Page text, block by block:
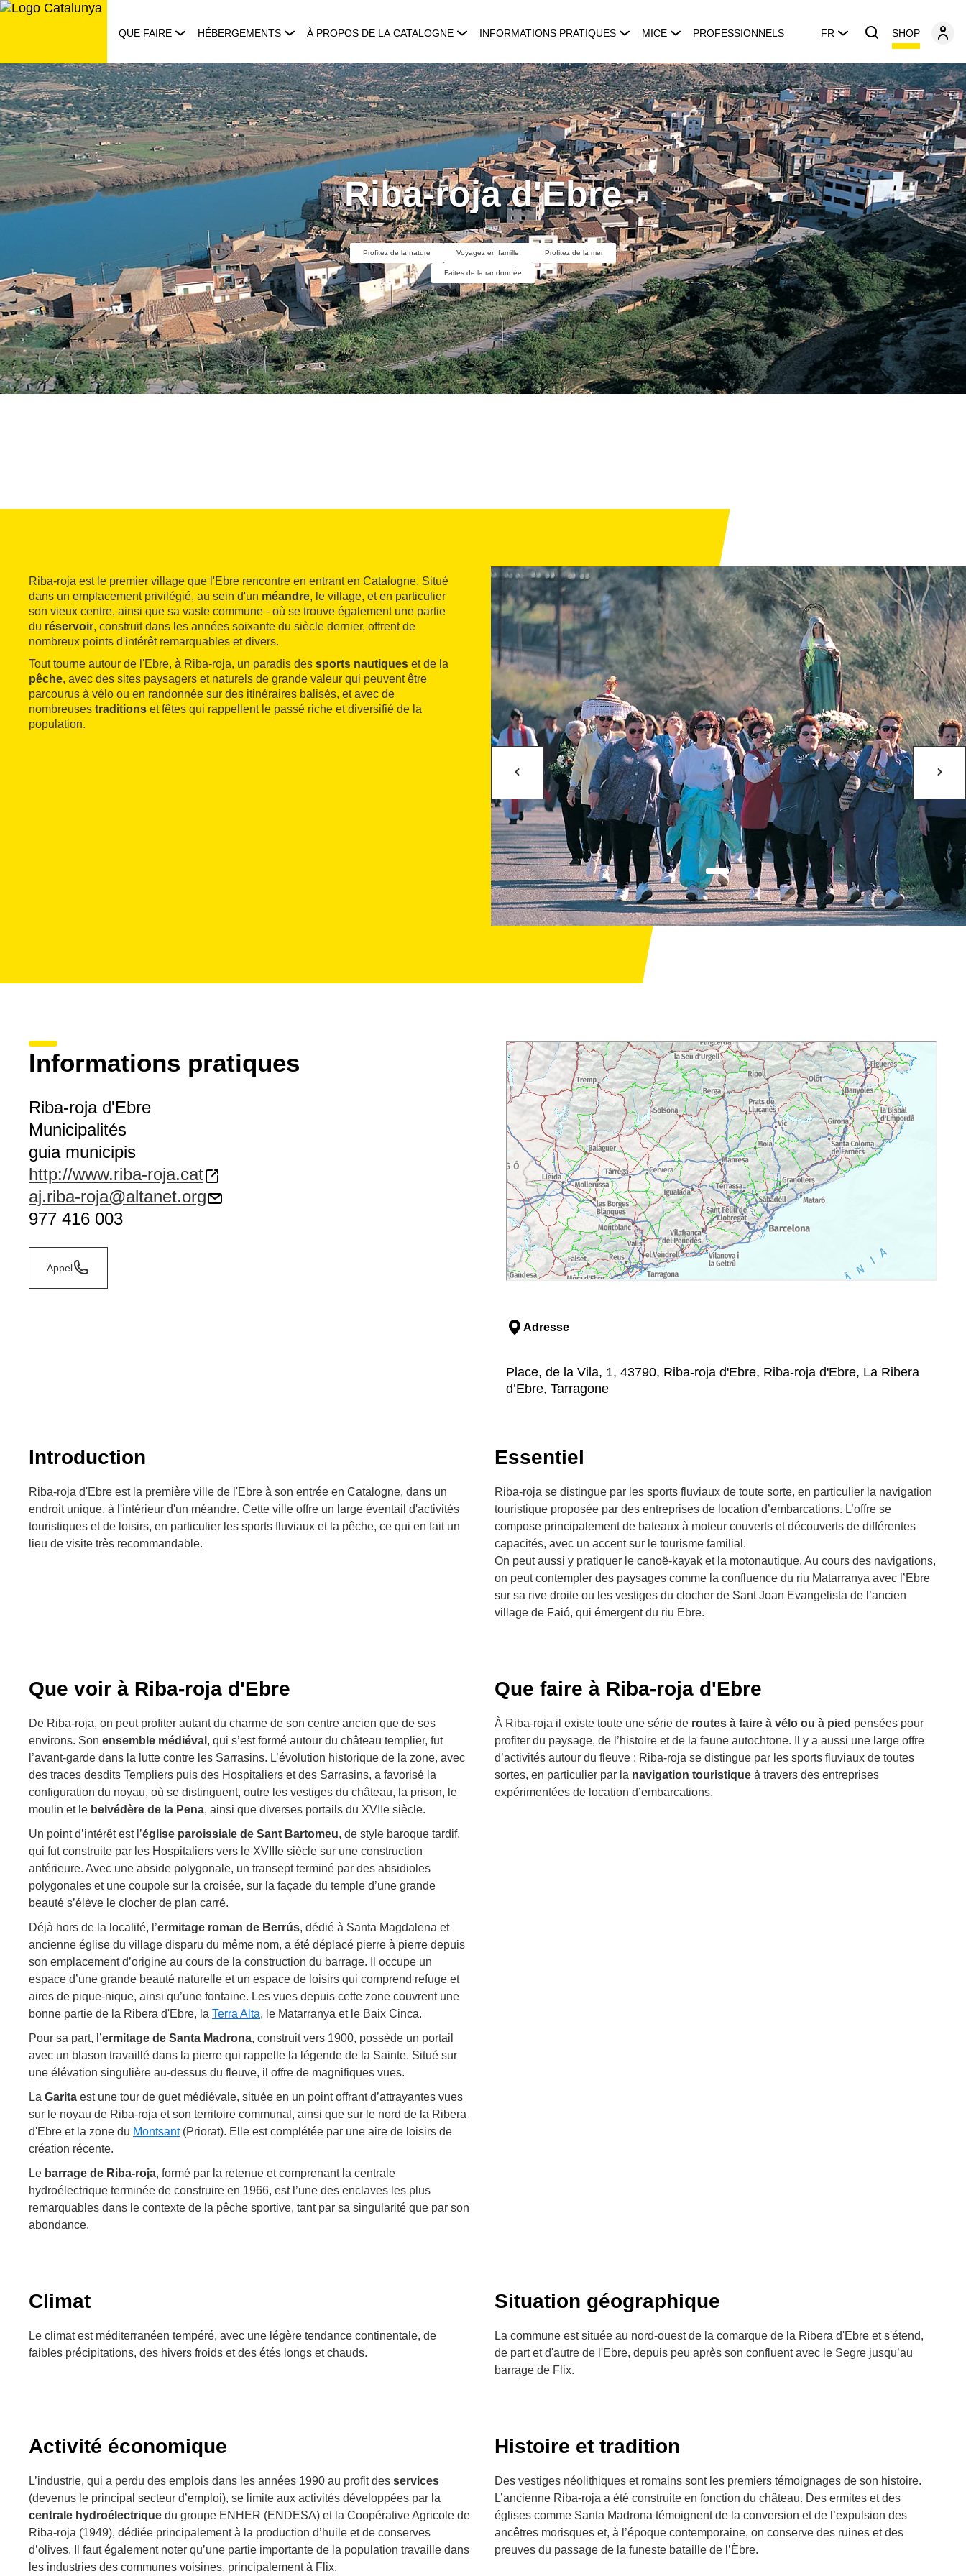
Aller
QUE FAIRE HÉBERGEMENTS À PROPOS DE LA CATALOGNE INFORMATIONS PRATIQUES MICE PROFESSIONNELS FR SHOP
Riba-roja d'Ebre
Profitez de la nature Voyagez en famille Profitez de la mer
Faites de la randonnée
Riba-roja est le premier village que l'Ebre rencontre en entrant en Catalogne. Situé
dans un emplacement privilégié, au sein d'un méandre, le village, et en particulier
son vieux centre, ainsi que sa vaste commune - où se trouve également une partie
du réservoir, construit dans les années soixante du siècle dernier, offrent de
nombreux points d'intérêt remarquables et divers.
Tout tourne autour de l'Ebre, à Riba-roja, un paradis des sports nautiques et de la
pêche, avec des sites paysagers et naturels de grande valeur qui peuvent être
parcourus à vélo ou en randonnée sur des itinéraires balisés, et avec de
nombreuses traditions et fêtes qui rappellent le passé riche et diversifié de la
population.
Informations pratiques
Riba-roja d'Ebre
Municipalités
guia municipis
http://www.riba-roja.cat
aj.riba-roja@altanet.org
977 416 003
Appel
Adresse
Place, de la Vila, 1, 43790, Riba-roja d'Ebre, Riba-roja d'Ebre, La Ribera
d’Ebre, Tarragone
Introduction
Riba-roja d'Ebre est la première ville de l'Ebre à son entrée en Catalogne, dans un
endroit unique, à l'intérieur d'un méandre. Cette ville offre un large éventail d'activités
touristiques et de loisirs, en particulier les sports fluviaux et la pêche, ce qui en fait un
lieu de visite très recommandable.
Essentiel
Riba-roja se distingue par les sports fluviaux de toute sorte, en particulier la navigation
touristique proposée par des entreprises de location d’embarcations. L’offre se
compose principalement de bateaux à moteur couverts et découverts de différentes
capacités, avec un accent sur le tourisme familial.
On peut aussi y pratiquer le canoë-kayak et la motonautique. Au cours des navigations,
on peut contempler des paysages comme la confluence du riu Matarranya avec l’Ebre
sur sa rive droite ou les vestiges du clocher de Sant Joan Evangelista de l’ancien
village de Faió, qui émergent du riu Ebre.
Que voir à Riba-roja d'Ebre
De Riba-roja, on peut profiter autant du charme de son centre ancien que de ses
environs. Son ensemble médiéval , qui s’est formé autour du château templier, fut
l’avant-garde dans la lutte contre les Sarrasins. L’évolution historique de la zone, avec
des traces desdits Templiers puis des Hospitaliers et des Sarrasins, a favorisé la
configuration du noyau, où se distinguent, outre les vestiges du château, la prison, le
moulin et le belvédère de la Pena, ainsi que diverses portails du XVIIe siècle.
Un point d’intérêt est l’église paroissiale de Sant Bartomeu, de style baroque tardif,
qui fut construite par les Hospitaliers vers le XVIIIe siècle sur une construction
antérieure. Avec une abside polygonale, un transept terminé par des absidioles
polygonales et une coupole sur la croisée, sur la façade du temple d’une grande
beauté s’élève le clocher de plan carré.
Déjà hors de la localité, l’ermitage roman de Berrús, dédié à Santa Magdalena et
ancienne église du village disparu du même nom, a été déplacé pierre à pierre depuis
son emplacement d’origine au cours de la construction du barrage. Il occupe un
espace d’une grande beauté naturelle et un espace de loisirs qui comprend refuge et
aires de pique-nique, ainsi qu’une fontaine. Les vues depuis cette zone couvrent une
bonne partie de la Ribera d'Ebre, la Terra Alta, le Matarranya et le Baix Cinca.
Pour sa part, l’ermitage de Santa Madrona, construit vers 1900, possède un portail
avec un blason travaillé dans la pierre qui rappelle la légende de la Sainte. Situé sur
une élévation singulière au-dessus du fleuve, il offre de magnifiques vues.
La Garita est une tour de guet médiévale, située en un point offrant d’attrayantes vues
sur le noyau de Riba-roja et son territoire communal, ainsi que sur le nord de la Ribera
d'Ebre et la zone du Montsant(Priorat). Elle est complétée par une aire de loisirs de
création récente.
Le barrage de Riba-roja, formé par la retenue et comprenant la centrale
hydroélectrique terminée de construire en 1966, est l’une des enclaves les plus
remarquables dans le contexte de la pêche sportive, tant par sa singularité que par son
abondance.
Que faire à Riba-roja d'Ebre
À Riba-roja il existe toute une série de routes à faire à vélo ou à pied pensées pour
profiter du paysage, de l’histoire et de la faune autochtone. Il y a aussi une large offre
d’activités autour du fleuve : Riba-roja se distingue par les sports fluviaux de toutes
sortes, en particulier par la navigation touristique à travers des entreprises
expérimentées de location d’embarcations.
Climat
Le climat est méditerranéen tempéré, avec une légère tendance continentale, de
faibles précipitations, des hivers froids et des étés longs et chauds.
Situation géographique
La commune est située au nord-ouest de la comarque de la Ribera d'Ebre et s'étend,
de part et d'autre de l'Ebre, depuis peu après son confluent avec le Segre jusqu’au
barrage de Flix.
Activité économique
L’industrie, qui a perdu des emplois dans les années 1990 au profit des services
(devenus le principal secteur d’emploi), se limite aux activités développées par la
centrale hydroélectrique du groupe ENHER (ENDESA) et la Coopérative Agricole de
Riba-roja (1949), dédiée principalement à la production d’huile et de conserves
d’olives. Il faut également noter qu’une partie importante de la population travaille dans
les industries des communes voisines, principalement à Flix.
Histoire et tradition
Des vestiges néolithiques et romains sont les premiers témoignages de son histoire.
L’ancienne Riba-roja a été construite en fonction du château. Des ermites et des
églises comme Santa Madrona témoignent de la conversion et de l’expulsion des
ancêtres morisques et, à l’époque contemporaine, on conserve des ruines et des
preuves du passage de la funeste bataille de l’Èbre.